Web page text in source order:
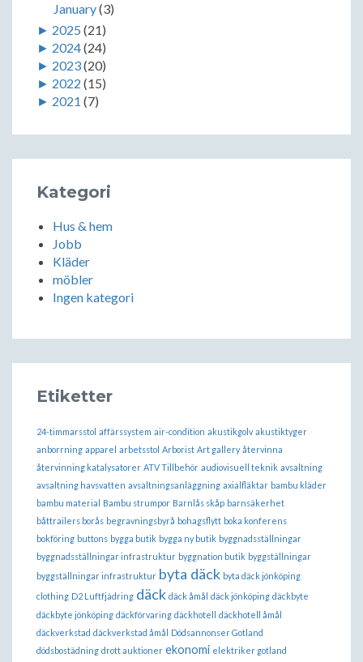
January(3)
► 2025 (21)
► 2024(24)
► 2023(20)
► 2022 (15)
► 2021 (7)
Kategori
Hus & hem
Jobb
Kläder
möbler
Ingen kategori
Etiketter
24-timmarsstol affärssystem air-condition akustikgolv akustiktyger
anborrning apparel arbetsstol Arborist Art gallery återvinna
återvinning katalysatorer ATV Tillbehör audiovisuell teknik avsaltning
avsaltning havsvatten avsaltningsanläggning axialfläktar bambu kläder
bambu material
Bambu strumpor Barnlås skåp barnsäkerhet
båttrailers borås begravningsbyrå bohagsflytt boka konferens
bokföring buttons bygga butik bygga ny butik byggnadsställningar
byggnadsställningar infrastruktur byggnation butik byggställningar
byggställningar infrastruktur byta däck byta däck jönköping
clothing D2 Luftfjädring däck däck åmål däck jönköping däckbyte
däckbyte jönköping däckförvaring däckhotell
däckhotell åmål
däckverkstad däckverkstad åmål
Dödsannonser Gotland
dödsbostädning drott auktioner ekonomi elektriker gotland